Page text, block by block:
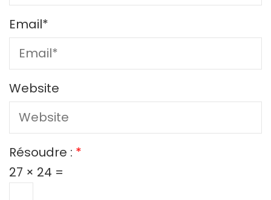
Email*
Website
Résoudre : *
27 × 24 =